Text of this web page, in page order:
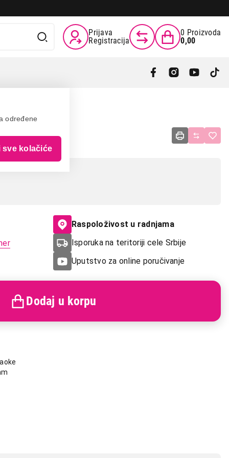
određene
sve kolačiće
Prijava
Registracija
0 Proizvoda
0,00
Raspoloživost u radnjama
Isporuka na teritoriji cele Srbije
Uputstvo za online poručivanje
Dodaj u korpu